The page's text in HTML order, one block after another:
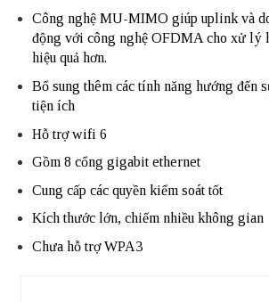
Công nghệ MU-MIMO giúp uplink và
động với công nghệ OFDMA cho xử lý
hiệu quả hơn.
Bổ sung thêm các tính năng hướng đến
tiện ích
Hỗ trợ wifi 6
Gồm 8 cổng gigabit ethernet
Cung cấp các quyền kiểm soát tốt
Kích thước lớn, chiếm nhiều không gian
Chưa hỗ trợ WPA3